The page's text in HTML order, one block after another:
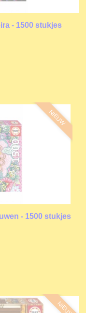
- 1500 stukjes
NIEUW
- 1500 stukjes
NIEUW